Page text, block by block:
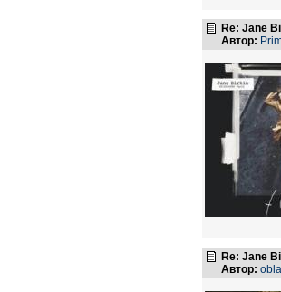
Re: Jane
Автор:
Re: Jane
Автор: